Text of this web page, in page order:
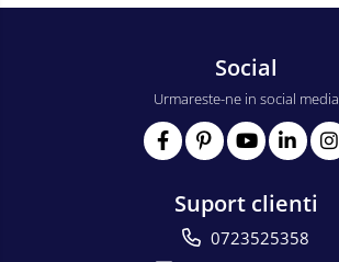
Social
Urmareste-ne in social media
Suport clienti
0723525358